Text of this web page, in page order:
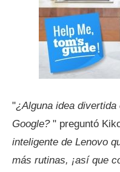
"¿Alguna idea
Google?" preguntó
inteligente de Lenovo
más rutinas, ¡así que